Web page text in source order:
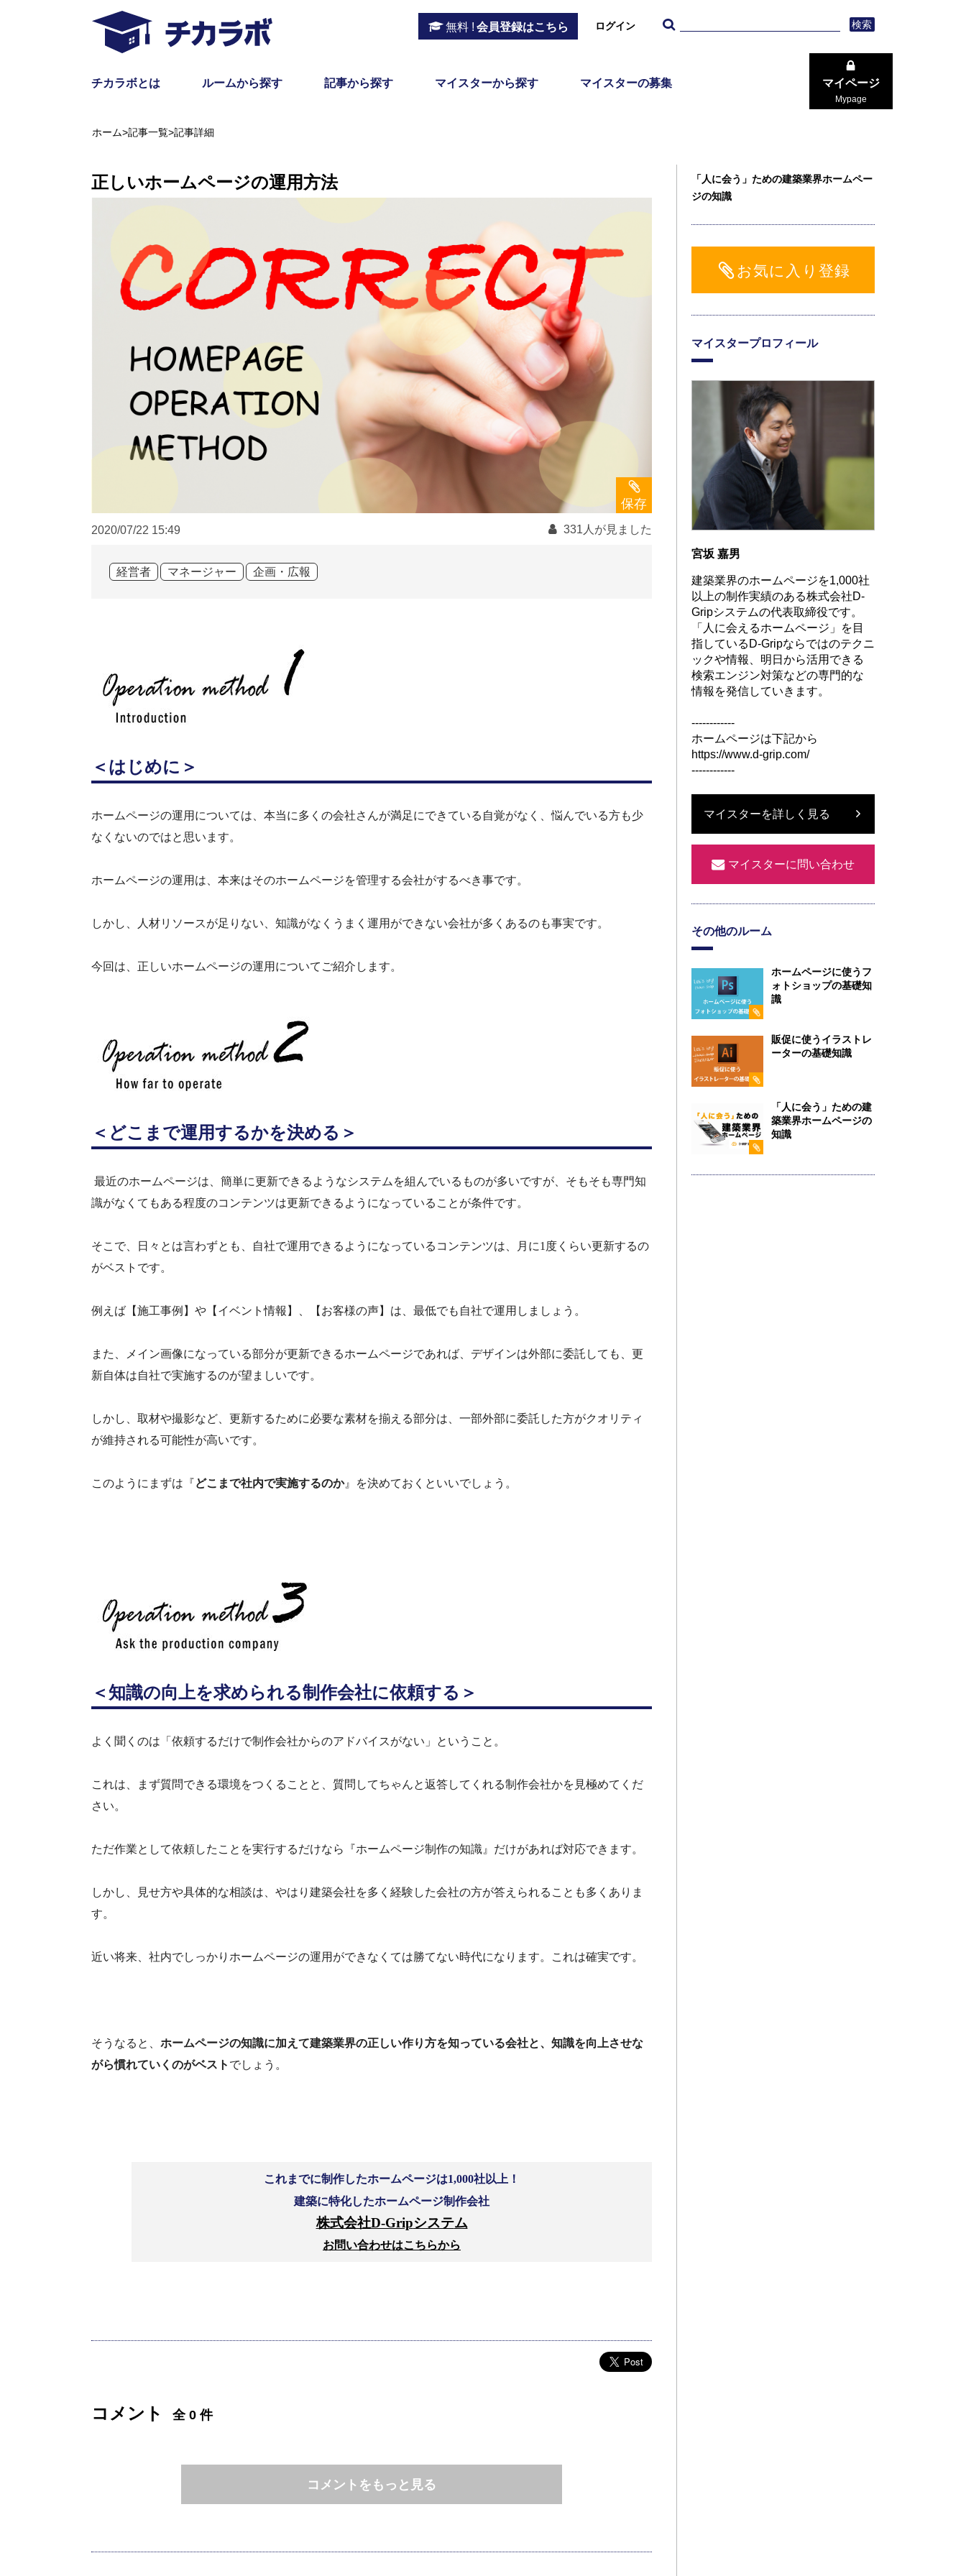
無料 ! 会員登録はこちら ログイン 検索
チカラボとは ルームから探す 記事から探す マイスターから探す マイスターの募集 マイページ
Mypage
ホーム>記事一覧>記事詳細
正しいホームページの運用方法
保存
2020/07/22 15:49 331人が見ました
経営者 マネージャー 企画・広報
＜ はじめに ＞
ホームページの運用については、本当に多くの会社さんが満足にできている自覚がなく、悩んでいる方も少
なくないのではと思います。
ホームページの運用は、本来はそのホームページを管理する会社がするべき事です。
しかし、人材リソースが足りない、知識がなくうまく運用ができない会社が多くあるのも事実です。
今回は、正しいホームページの運用についてご紹介します。
＜ どこまで運用するかを決める ＞
最近のホームページは、簡単に更新できるようなシステムを組んでいるものが多いですが、そもそも専門知
識がなくてもある程度のコンテンツは更新できるようになっていることが条件です。
そこで、日々とは言わずとも、自社で運用できるようになっているコンテンツは、月に1度くらい更新するの
がベストです。
例えば【施工事例】や【イベント情報】、【お客様の声】は、最低でも自社で運用しましょう。
また、メイン画像になっている部分が更新できるホームページであれば、デザインは外部に委託しても、更
新自体は自社で実施するのが望ましいです。
しかし、取材や撮影など、更新するために必要な素材を揃える部分は、一部外部に委託した方がクオリティ
が維持される可能性が高いです。
このようにまずは『どこまで社内で実施するのか』を決めておくといいでしょう。
＜知識の向上を求められる制作会社に依頼する ＞
よく聞くのは「依頼するだけで制作会社からのアドバイスがない」ということ。
これは、まず質問できる環境をつくることと、質問してちゃんと返答してくれる制作会社かを見極めてくだ
さい。
ただ作業として依頼したことを実行するだけなら『ホームページ制作の知識』だけがあれば対応できます。
しかし、見せ方や具体的な相談は、やはり建築会社を多く経験した会社の方が答えられることも多くありま
す。
近い将来、社内でしっかりホームページの運用ができなくては勝てない時代になります。これは確実です。
そうなると、 ホームページの知識に加えて建築業界の正しい作り方を知っている会社と、知識を向上させな
がら慣れていくのがベスト でしょう。
これまでに制作したホームページは1,000社以上！
建築に特化したホームページ制作会社
株式会社D-Gripシステム
お問い合わせはこちらから
コメント 全 0 件
コメントをもっと見る
「人に会う」ための建築業界ホームペー
ジの知識
お気に入り登録
マイスタープロフィール
宮坂 嘉男
建築業界のホームページを1,000社
以上の制作実績のある株式会社D-
Gripシステムの代表取締役です。
「人に会えるホームページ」を目
指しているD-Gripならではのテクニ
ックや情報、明日から活用できる
検索エンジン対策などの専門的な
情報を発信していきます。
------------
ホームページは下記から
https://www.d-grip.com/
------------
マイスターを詳しく見る
マイスターに問い合わせ
その他のルーム
ホームページに使うフ
ォトショップの基礎知
識
販促に使うイラストレ
ーターの基礎知識
「人に会う」ための建
築業界ホームページの
知識